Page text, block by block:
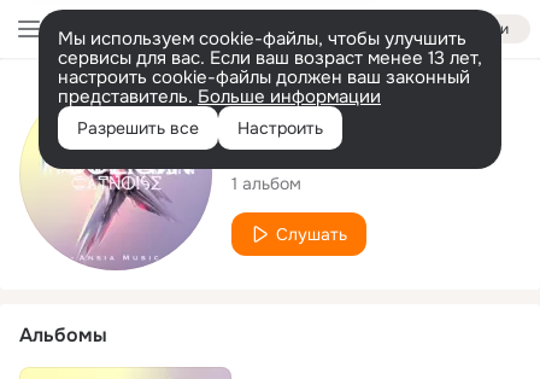
Войти
Мы используем cookie-файлы, чтобы улучшить
сервисы для вас. Если ваш возраст менее 13 лет,
настроить cookie-файлы должен ваш законный
представитель. Больше информации
Разрешить все Настроить
Исполнитель
Catno!se
1 альбом
Слушать
Альбомы